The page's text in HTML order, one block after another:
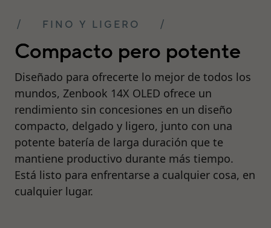
FINO Y LIGERO
Compacto pero potente
Diseñado para ofrecerte lo mejor de todos los
mundos, Zenbook 14X OLED ofrece un
rendimiento sin concesiones en un diseño
compacto, delgado y ligero, junto con una
potente batería de larga duración que te
mantiene productivo durante más tiempo.
Está listo para enfrentarse a cualquier cosa, en
cualquier lugar.